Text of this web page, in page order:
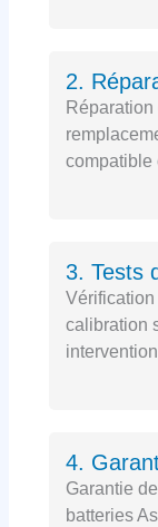
2.
compatible
3. Tests
Vérification
calibration
4.
Garantie
batteries